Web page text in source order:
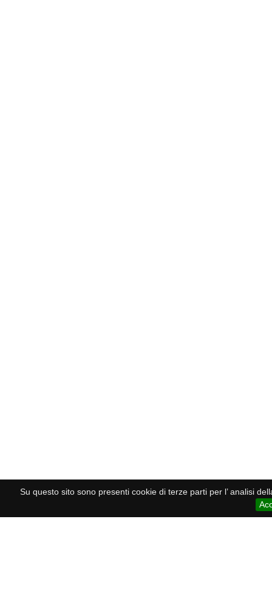
Su questo sito sono presenti cookie di terze parti per l’ analisi